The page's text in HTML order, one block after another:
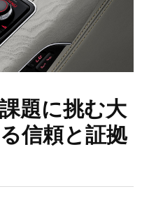
題に挑む大
信頼と証拠